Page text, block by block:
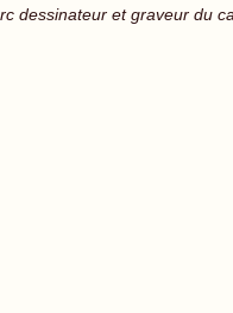
dessinateur et graveur du